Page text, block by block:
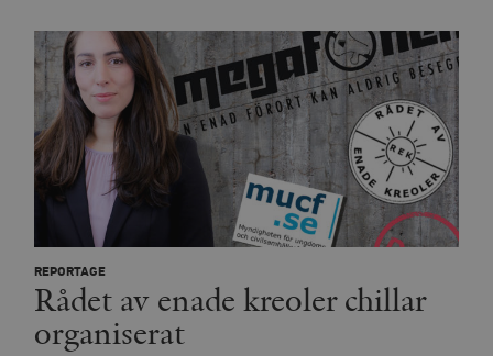
REPORTAGE
Rådet av enade kreoler chillar
organiserat